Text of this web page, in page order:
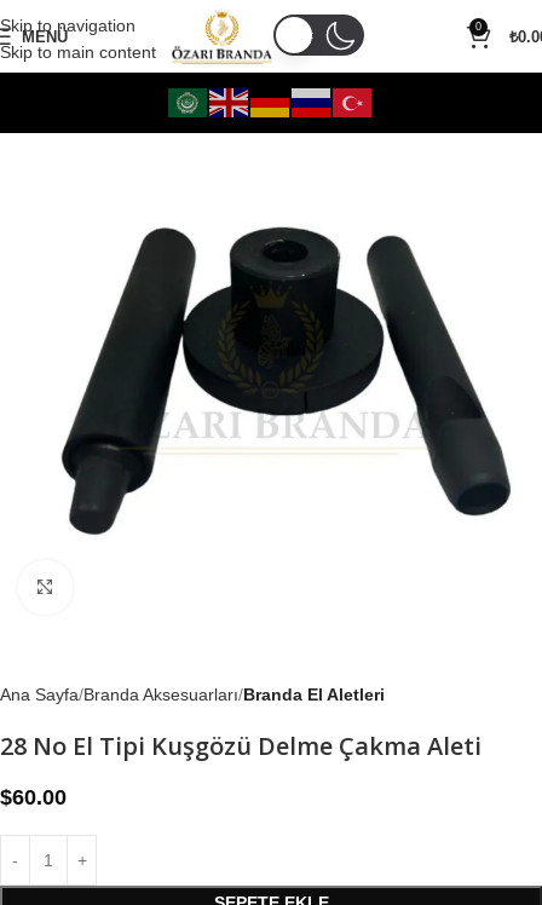
Skip to navigation
Skip to main content
MENÜ
0
₺
Ana Sayfa Branda Aksesuarları Branda El Aletleri
28 No El Tipi Kuşgözü Delme Çakma Aleti
$60.00